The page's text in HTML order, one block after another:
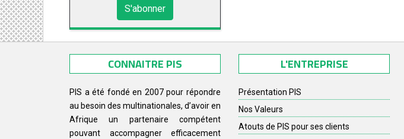
CONNAITRE PIS
PIS a été fondé en 2007 pour répondre
au besoin des multinationales, d’avoir en
Afrique un partenaire compétent
pouvant accompagner efficacement
L'ENTREPRISE
Présentation PIS
Nos Valeurs
Atouts de PIS pour ses clients